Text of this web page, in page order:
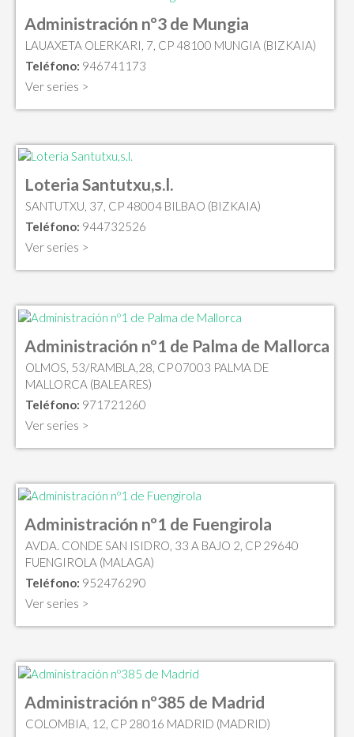
Administración nº3 de Mungia
LAUAXETA OLERKARI, 7, CP 48100 MUNGIA (BIZKAIA)
Teléfono: 946741173
Ver series >
Loteria Santutxu,s.l.
SANTUTXU, 37, CP 48004 BILBAO (BIZKAIA)
Teléfono: 944732526
Ver series >
Administración nº1 de Palma de Mallorca
OLMOS, 53/RAMBLA,28, CP 07003 PALMA DE
MALLORCA (BALEARES)
Teléfono: 971721260
Ver series >
Administración nº1 de Fuengirola
AVDA. CONDE SAN ISIDRO, 33 A BAJO 2, CP 29640
FUENGIROLA (MALAGA)
Teléfono: 952476290
Ver series >
Administración nº385 de Madrid
COLOMBIA, 12, CP 28016 MADRID (MADRID)